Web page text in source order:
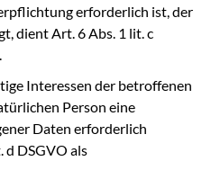
erforderlich ist, der
dient Art. 6 Abs. 1 lit. c
Interessen der betroffenen
Person eine
Daten erforderlich
d DSGVO als